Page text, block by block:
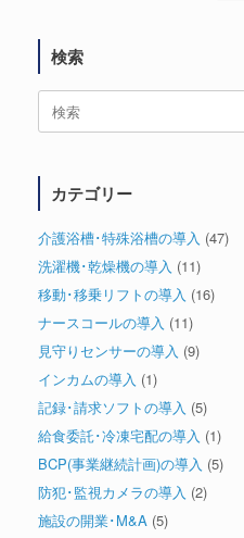
検索
検
カテゴリー
介護浴槽･特殊浴槽の導入 (47)
洗濯機･乾燥機の導入 (11)
移動･移乗リフトの導入 (16)
ナースコールの導入 (11)
見守りセンサーの導入 (9)
インカムの導入 (1)
記録･請求ソフトの導入 (5)
給食委託･冷凍宅配の導入 (1)
BCP(事業継続計画)の導入 (5)
防犯･監視カメラの導入 (2)
施設の開業･M&A (5)